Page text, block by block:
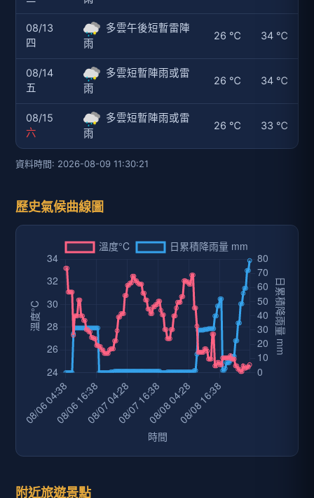
08/13
四
多雲午後短暫雷陣
雨
26 ℃ 34 ℃
08/14
五
多雲短暫陣雨或雷
雨
26 ℃ 34 ℃
08/15
六
多雲短暫陣雨或雷
雨
26 ℃ 33 ℃
資料時間: 2026-08-09 11:30:21
歷史氣候曲線圖
附近旅遊景點